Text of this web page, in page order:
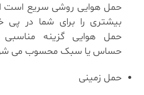
حمل هوایی روشی سریع است
بیشتری را برای شما در پی
حمل هوایی گزینه مناسبی
حساس یا سبک محسوب می
حمل زمینی